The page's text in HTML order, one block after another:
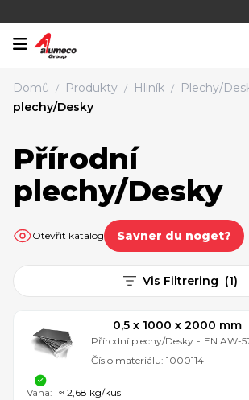
Domů / Produkty / Hliník / Plechy/
plechy/Desky
Přírodní
plechy/Desky
Otevřít katalog Savner du noget?
Vis Filtrering (1)
0,5 x 1000 x 2000 mm
Přírodní plechy/Desky - EN AW-
Číslo materiálu: 1000114
Váha: ≈ 2,68 kg/kus